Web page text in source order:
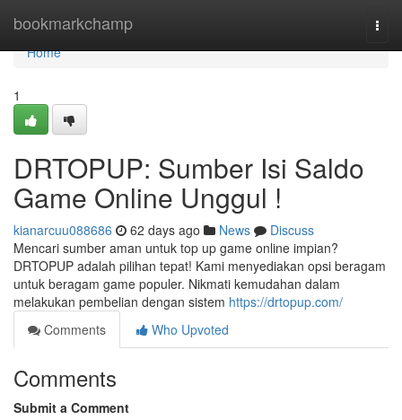
bookmarkchamp
Home
Home
1
DRTOPUP: Sumber Isi Saldo
Game Online Unggul !
kianarcuu088686 62 days ago News
Discuss
Mencari sumber aman untuk top up game online impian?
DRTOPUP adalah pilihan tepat! Kami menyediakan opsi beragam
untuk beragam game populer. Nikmati kemudahan dalam
melakukan pembelian dengan sistem https://drtopup.com/
Comments
Who Upvoted
Comments
Submit a Comment